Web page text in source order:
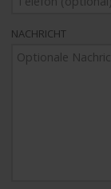
NACHRICHT